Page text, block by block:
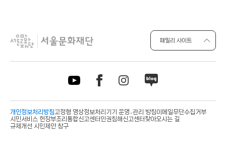
패밀리 사이트
개인정보처리방침고정형 영상정보처리기기 운영․관리 방침이메일무단수집거부
시민서비스 헌장부조리통합신고센터 인권침해신고센터 찾아오시는 길
규제개선 시민제안 창구